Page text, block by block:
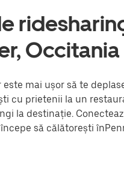
Occitania
este mai ușor să te
cu prietenii la un
la destinație.
să călătorești